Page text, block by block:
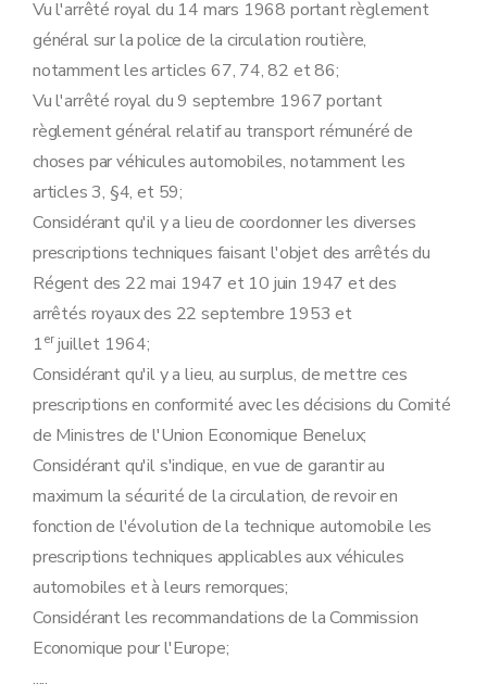
Art. 29
Art. 30
Art. 31
Art. 32
Art. 32bis
Art. 33
Art. 34
Art. 35
Art. 37
Art. 38
Art. 39
Art. 40
Art. 41
Art. 42
Art. 43
Art. 44
Art. 45
Art. 46
Art. 47
Art. 48
Art. 49
Art. 50
Art. 49bis
Art. 51
Art. 52
Art. 53
Art. 54
Art. 55
Art. 56
Art. 57
Vu l'arrêté royal du 14 mars 1968 portant règlement
général sur la police de la circulation routière,
notamment les articles 67, 74, 82 et 86;
Vu l'arrêté royal du 9 septembre 1967 portant
règlement général relatif au transport rémunéré de
choses par véhicules automobiles, notamment les
articles 3, §4, et 59;
Considérant qu'il y a lieu de coordonner les diverses
prescriptions techniques faisant l'objet des arrêtés du
Régent des 22 mai 1947 et 10 juin 1947 et des
arrêtés royaux des 22 septembre 1953 et
1erjuillet 1964;
Considérant qu'il y a lieu, au surplus, de mettre ces
prescriptions en conformité avec les décisions du Comité
de Ministres de l'Union Economique Benelux;
Considérant qu'il s'indique, en vue de garantir au
maximum la sécurité de la circulation, de revoir en
fonction de l'évolution de la technique automobile les
prescriptions techniques applicables aux véhicules
automobiles et à leurs remorques;
Considérant les recommandations de la Commission
Economique pour l'Europe;
.....